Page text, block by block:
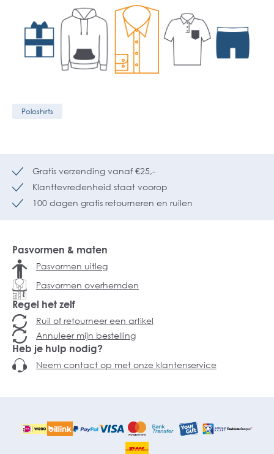
Poloshirts
Gratis verzending vanaf €25,-
Klanttevredenheid staat voorop
100 dagen gratis retourneren en ruilen
Pasvormen & maten
Pasvormen uitleg
Pasvormen overhemden
Regel het zelf
Ruil of retourneer een artikel
Annuleer mijn bestelling
Heb je hulp nodig?
Neem contact op met onze klantenservice